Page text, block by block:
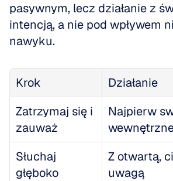
pasywnym, lecz działanie z
intencją, a nie pod wpływem
nawyku.
Krok
Działanie
Zatrzymaj się i
zauważ
Najpierw
Słuchaj
głęboko
Z otwartą,
uwagą